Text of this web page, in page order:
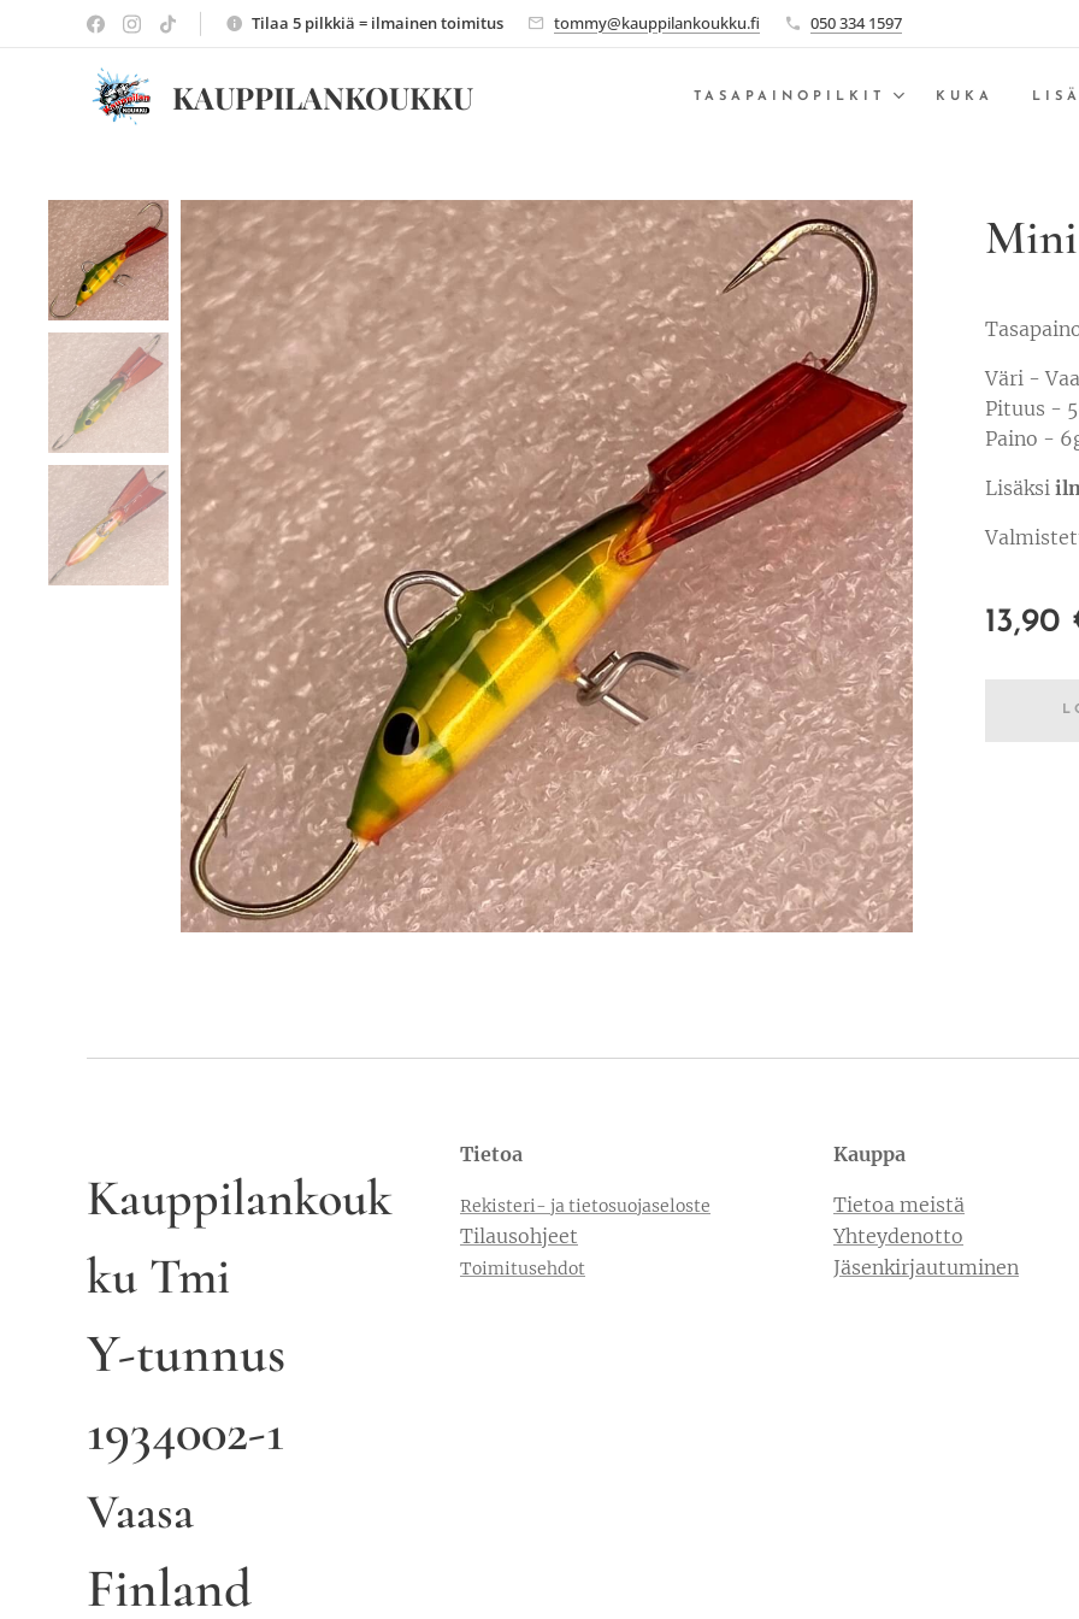
Tilaa 5 pilkkiä = ilmainen toimitus tommy@kauppilankoukku.fi 050 334 1597
KAUPPILANKOUKKU TASAPAINOPILKIT KUKA
Mini
Väri -
Pituus -
Paino -
Lisäksi
13,90
Kauppilankouk
ku Tmi
Y-tunnus
1934002-1
Vaasa
Finland
Tietoa
Rekisteri- ja tietosuojaseloste
Tilausohjeet
Toimitusehdot
Kauppa
Tietoa meistä
Yhteydenotto
Jäsenkirjautuminen